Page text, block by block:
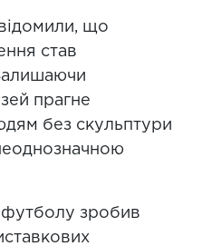
що
став
прагне
без скульптури
футболу зробив